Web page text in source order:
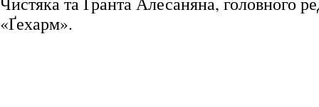
«Ґехарм».